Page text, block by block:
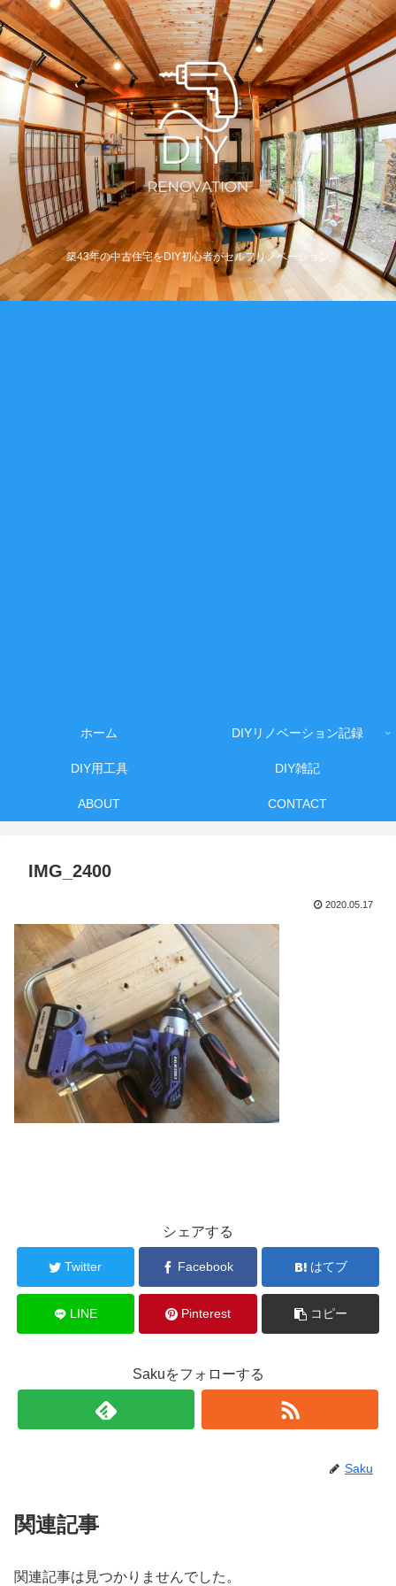
築43年の中古住宅をDIY初心者がセルフリノベーション
ホーム DIYリノベーション記録
DIY用工具 DIY雑記
ABOUT CONTACT
IMG_2400
2020.05.17
シェアする
Twitter Facebook はてブ
LINE Pinterest コピー
Sakuをフォローする
Saku
関連記事
関連記事は見つかりませんでした。